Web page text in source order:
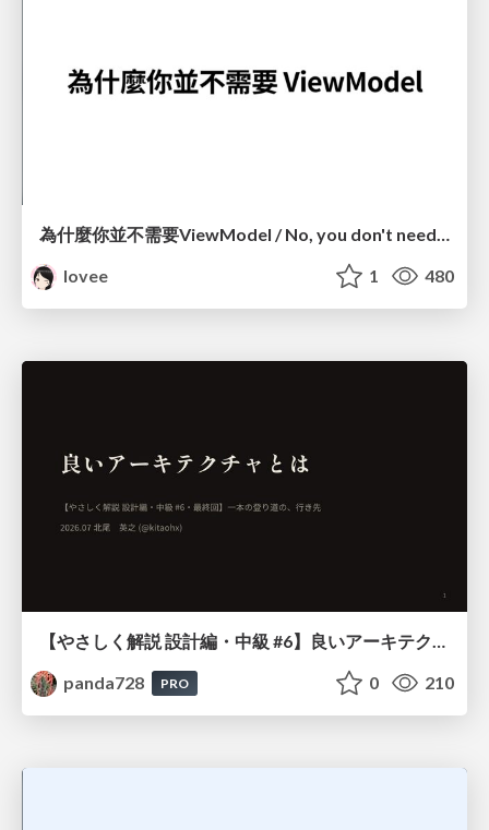
為什麼你並不需要ViewModel / No, you don't need a ViewModel
lovee
1 480
panda728
PRO 0 210